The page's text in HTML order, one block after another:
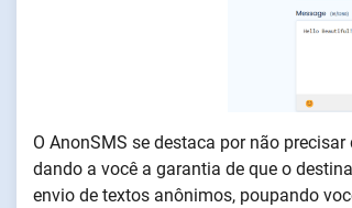
O AnonSMS se destaca por não
dando a você a garantia de que o
envio de textos anônimos, poupando